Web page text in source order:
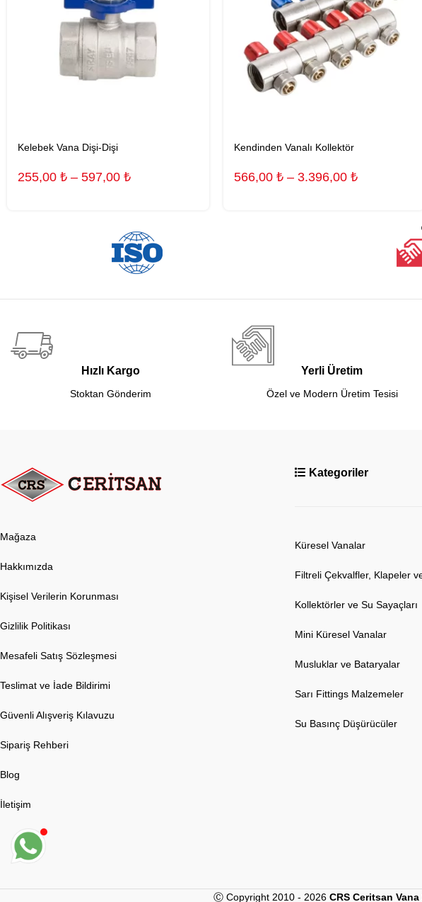
Kelebek Vana Dişi-Dişi
255,00 ₺ – 597,00 ₺
Kendinden Vanalı Kollektör
566,00 ₺ – 3.396,00 ₺
Hızlı Kargo
Stoktan Gönderim
Yerli Üretim
Özel ve Modern Üretim Tesisi
Mağaza
Hakkımızda
Kişisel Verilerin Korunması
Gizlilik Politikası
Mesafeli Satış Sözleşmesi
Teslimat ve İade Bildirimi
Güvenli Alışveriş Kılavuzu
Sipariş Rehberi
Blog
İletişim
Kategoriler
Küresel Vanalar
Filtreli Çekvalfler, Klapeler
Kollektörler ve Su Sayaçları
Mini Küresel Vanalar
Musluklar ve Bataryalar
Sarı Fittings Malzemeler
Su Basınç Düşürücüler
Ⓒ Copyright 2010 - 2026 CRS Ceritsan Vana